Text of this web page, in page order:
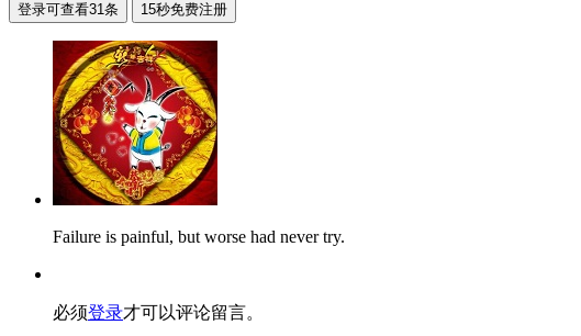
Failure is painful, but worse had never try.
必须登录才可以评论留言。